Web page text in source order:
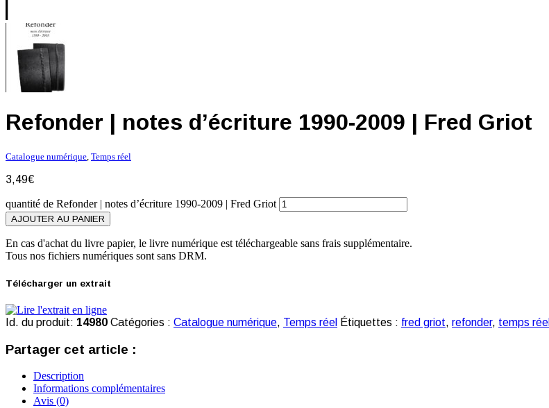
Refonder | notes d’écriture 1990-2009 | Fred Griot
Catalogue numérique, Temps réel
3,49€
quantité de Refonder | notes d’écriture 1990-2009 | Fred Griot
AJOUTER AU PANIER
En cas d'achat du livre papier, le livre numérique est téléchargeable sans frais supplémentaire.
Tous nos fichiers numériques sont sans DRM.
Télécharger un extrait
Id. du produit: 14980 Catégories : Catalogue numérique, Temps réel Étiquettes : fred griot, refonder, temps réel
Partager cet article :
Description
Informations complémentaires
Avis (0)